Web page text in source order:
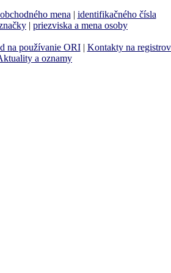
obchodného mena| identifikačného čísla
| priezviska a mena osoby
na používanie ORI| Kontakty na
a oznamy